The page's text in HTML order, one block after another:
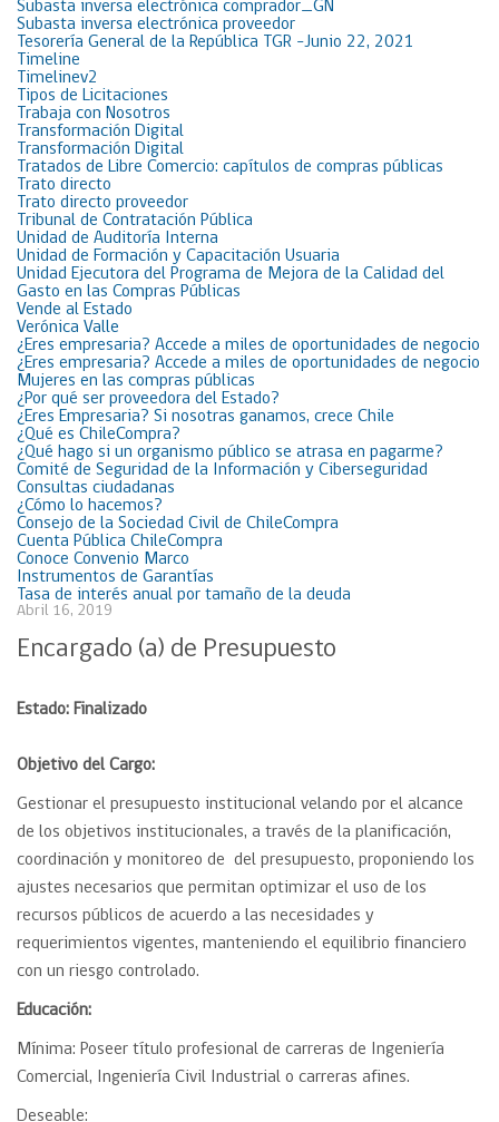
Subasta inversa electrónica comprador_GN
Subasta inversa electrónica proveedor
Tesorería General de la República TGR -Junio 22, 2021
Timeline
Timelinev2
Tipos de Licitaciones
Trabaja con Nosotros
Transformación Digital
Transformación Digital
Tratados de Libre Comercio: capítulos de compras públicas
Trato directo
Trato directo proveedor
Tribunal de Contratación Pública
Unidad de Auditoría Interna
Unidad de Formación y Capacitación Usuaria
Unidad Ejecutora del Programa de Mejora de la Calidad del
Gasto en las Compras Públicas
Vende al Estado
Verónica Valle
¿Eres empresaria? Accede a miles de oportunidades de negocio
¿Eres empresaria? Accede a miles de oportunidades de negocio
Mujeres en las compras públicas
¿Por qué ser proveedora del Estado?
¿Eres Empresaria? Si nosotras ganamos, crece Chile
¿Qué es ChileCompra?
¿Qué hago si un organismo público se atrasa en pagarme?
Comité de Seguridad de la Información y Ciberseguridad
Consultas ciudadanas
¿Cómo lo hacemos?
Consejo de la Sociedad Civil de ChileCompra
Cuenta Pública ChileCompra
Conoce Convenio Marco
Instrumentos de Garantías
Tasa de interés anual por tamaño de la deuda
Abril 16, 2019
Encargado (a) de Presupuesto
Estado: Finalizado
Objetivo del Cargo:
Gestionar el presupuesto institucional velando por el alcance
de los objetivos institucionales, a través de la planificación,
coordinación y monitoreo de del presupuesto, proponiendo los
ajustes necesarios que permitan optimizar el uso de los
recursos públicos de acuerdo a las necesidades y
requerimientos vigentes, manteniendo el equilibrio financiero
con un riesgo controlado.
Educación:
Mínima: Poseer título profesional de carreras de Ingeniería
Comercial, Ingeniería Civil Industrial o carreras afines.
Deseable: